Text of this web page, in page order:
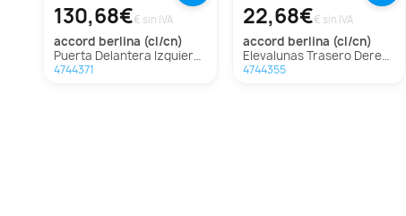
130,68€€ sin IVA
accord berlina (cl/cn)
Puerta Delantera Izquierda Para Honda Accord Berlina
4744371
22,68€€ sin IVA
accord berlina (cl/cn)
Elevalunas Trasero Derecho Para Honda Accord Berlina
4744355